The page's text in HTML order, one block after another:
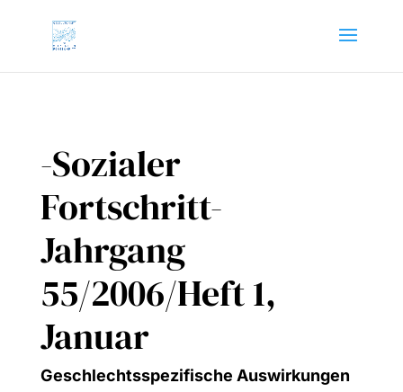
-Sozialer
Fortschritt-
Jahrgang
55/2006/Heft 1,
Januar
Geschlechts­spe­zi­fi­sche Aus­wir­kun­gen